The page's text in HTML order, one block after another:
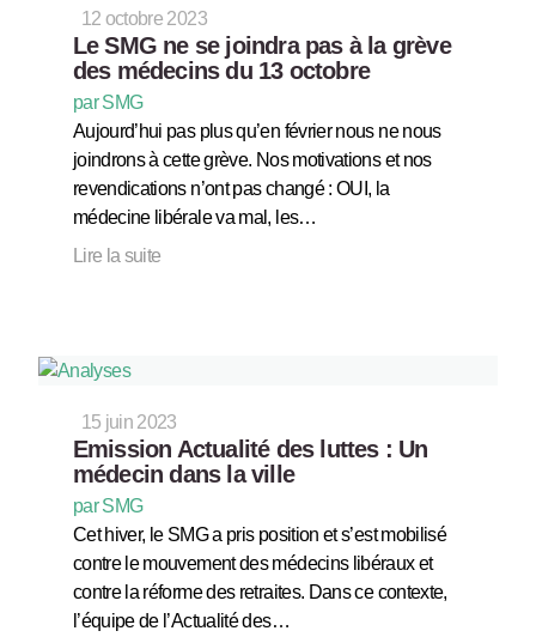
12 octobre 2023
Le SMG ne se joindra pas à la grève
des médecins du 13 octobre
par SMG
Aujourd’hui pas plus qu’en février nous ne nous
joindrons à cette grève. Nos motivations et nos
revendications n’ont pas changé : OUI, la
médecine libérale va mal, les…
Lire la suite
15 juin 2023
Emission Actualité des luttes : Un
médecin dans la ville
par SMG
Cet hiver, le SMG a pris position et s’est mobilisé
contre le mouvement des médecins libéraux et
contre la réforme des retraites. Dans ce contexte,
l’équipe de l’Actualité des…